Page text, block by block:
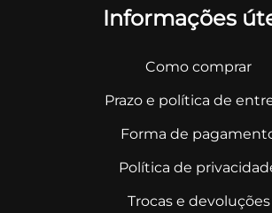
Informações
Como comprar
Prazo e política de
Forma de
Política de
Trocas e devoluções